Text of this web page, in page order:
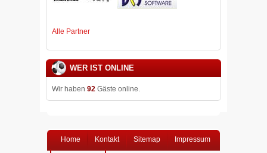
Alle Partner
WER IST ONLINE
Wir haben 92 Gäste online.
Home Kontakt Sitemap Impressum